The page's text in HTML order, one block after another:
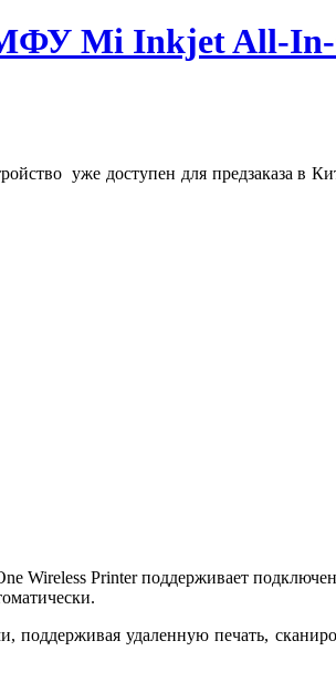
Mi Inkjet All-In-
уже доступен для предзаказа в
Printer поддерживает
удаленную печать,